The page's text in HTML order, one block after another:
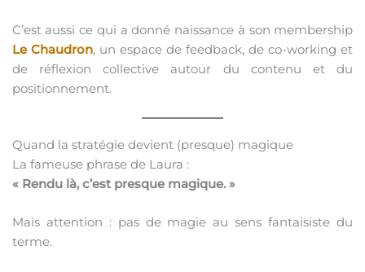
C’est aussi ce qui a donné naissance à son membership
Le Chaudron, un espace de feedback, de co-working et
de réflexion collective autour du contenu et du
positionnement.
Quand la stratégie devient (presque) magique
La fameuse phrase de Laura :
« Rendu là, c’est presque magique. »
Mais attention : pas de magie au sens fantaisiste du
terme.